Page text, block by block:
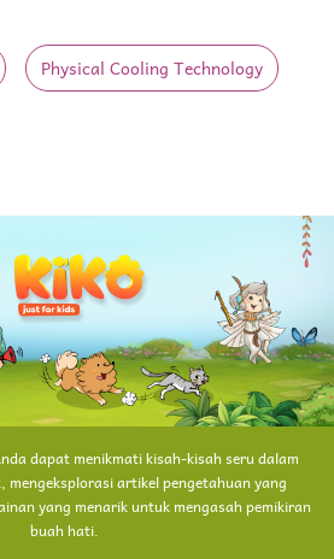
Physical Cooling Technology
dapat menikmati kisah-kisah seru dalam
mengeksplorasi artikel pengetahuan yang
yang menarik untuk mengasah pemikiran
buah hati.